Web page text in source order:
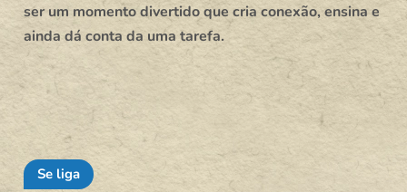
ser um momento divertido que cria conexão, ensina e
ainda dá conta da uma tarefa.
Se liga